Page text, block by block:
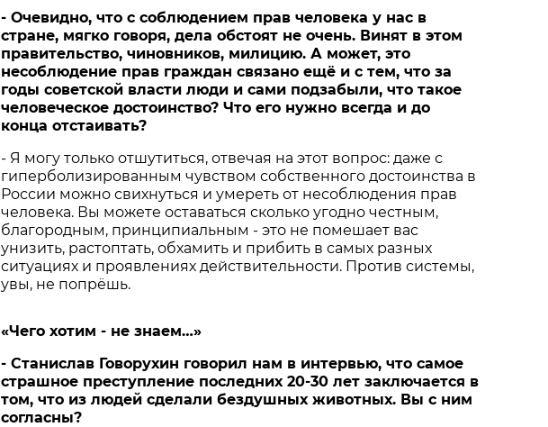
- Очевидно, что с соблюдением прав человека у нас в
стране, мягко говоря, дела обстоят не очень. Винят в этом
правительство, чиновников, милицию. А может, это
несоблюдение прав граждан связано ещё и с тем, что за
годы советской власти люди и сами подзабыли, что такое
человеческое достоинство? Что его нужно всегда и до
конца отстаивать?
- Я могу только отшутиться, отвечая на этот вопрос: даже с
гиперболизированным чувством собственного достоинства в
России можно свихнуться и умереть от несоблюдения прав
человека. Вы можете оставаться сколько угодно честным,
благородным, принципиальным - это не помешает вас
унизить, растоптать, обхамить и прибить в самых разных
ситуациях и проявлениях действительности. Против системы,
увы, не попрёшь.
«Чего хотим - не знаем…»
- Станислав Говорухин говорил нам в интервью, что самое
страшное преступление последних 20-30 лет заключается в
том, что из людей сделали бездушных животных. Вы с ним
согласны?